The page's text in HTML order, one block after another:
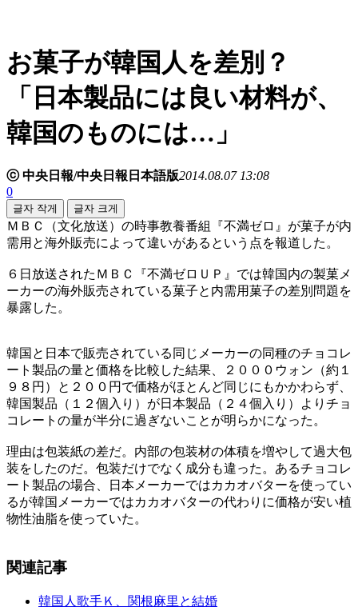
お菓子が韓国人を差別？
「日本製品には良い材料が、
韓国のものには…」
ⓒ 中央日報/中央日報日本語版2014.08.07 13:08
0
글자 작게 글자 크게
ＭＢＣ（文化放送）の時事教養番組『不満ゼロ』が菓子が内
需用と海外販売によって違いがあるという点を報道した。
６日放送されたＭＢＣ『不満ゼロＵＰ』では韓国内の製菓メ
ーカーの海外販売されている菓子と内需用菓子の差別問題を
暴露した。
韓国と日本で販売されている同じメーカーの同種のチョコレ
ート製品の量と価格を比較した結果、２０００ウォン（約１
９８円）と２００円で価格がほとんど同じにもかかわらず、
韓国製品（１２個入り）が日本製品（２４個入り）よりチョ
コレートの量が半分に過ぎないことが明らかになった。
理由は包装紙の差だ。内部の包装材の体積を増やして過大包
装をしたのだ。包装だけでなく成分も違った。あるチョコレ
ート製品の場合、日本メーカーではカカオバターを使ってい
るが韓国メーカーではカカオバターの代わりに価格が安い植
物性油脂を使っていた。
関連記事
韓国人歌手Ｋ、関根麻里と結婚